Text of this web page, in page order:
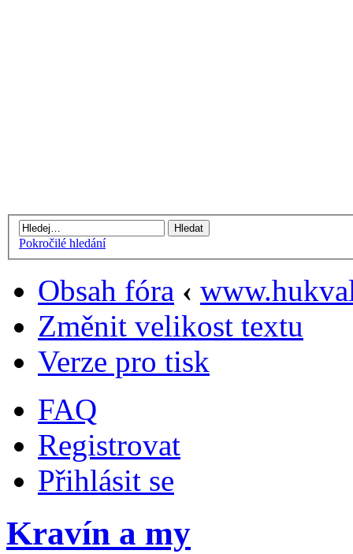
Pokročilé hledání
Obsah fóra ‹
Změnit velikost textu
Verze pro tisk
FAQ
Registrovat
Přihlásit se
Kravín a my